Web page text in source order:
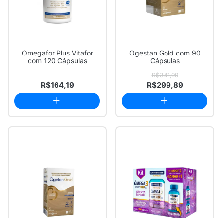
Omegafor Plus Vitafor
com 120 Cápsulas
R$164,19
Ogestan Gold com 90
Cápsulas
R$341,99
R$299,89